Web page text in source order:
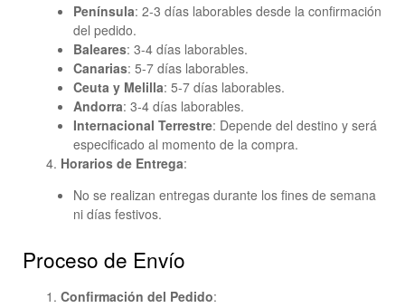
Península: 2-3 días laborables desde la confirmación
del pedido.
Baleares: 3-4 días laborables.
Canarias: 5-7 días laborables.
Ceuta y Melilla: 5-7 días laborables.
Andorra: 3-4 días laborables.
Internacional Terrestre: Depende del destino y será
especificado al momento de la compra.
Horarios de Entrega:
No se realizan entregas durante los fines de semana
ni días festivos.
Proceso de Envío
Confirmación del Pedido: